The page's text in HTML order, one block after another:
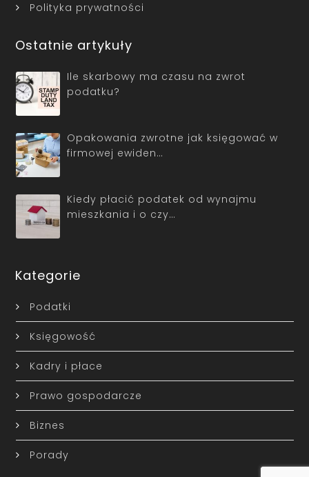
Polityka prywatności
Ostatnie artykuły
Ile skarbowy ma czasu na zwrot
podatku?
Opakowania zwrotne jak księgować w
firmowej ewiden…
Kiedy płacić podatek od wynajmu
mieszkania i o czy…
Kategorie
Podatki
Księgowość
Kadry i płace
Prawo gospodarcze
Biznes
Porady